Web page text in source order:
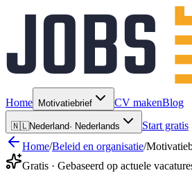
Home Motivatiebrief CV makenBlog
🇳🇱Nederland· Nederlands
Start gratis
Home/Beleid en organisatie/
Gratis · Gebaseerd op actuele